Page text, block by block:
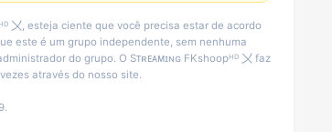
〤, esteja ciente que você precisa estar de acordo
este é um grupo independente, sem nenhuma
do grupo. O Sᴛʀᴇᴀᴍɪɴɢ FKshoopᴴᴰ 〤 faz
através do nosso site.